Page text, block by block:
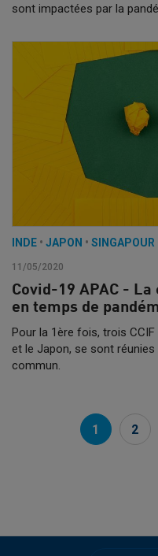
sont impactées par la
INDE • JAPON • SINGAPOUR
11/05/2020
Covid-19 APAC -
en temps de
Pour la 1ère fois, trois
et le Japon, se sont
commun.
1 2